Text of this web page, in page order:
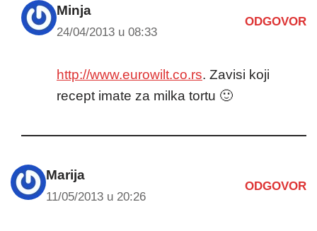
Minja
24/04/2013 u 08:33
ODGOVOR
http://www.eurowilt.co.rs. Zavisi koji
recept imate za milka tortu 🙂
Marija
11/05/2013 u 20:26
ODGOVOR